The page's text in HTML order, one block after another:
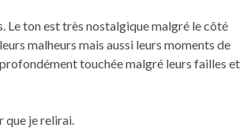
Le ton est très nostalgique malgré le côté
malheurs mais aussi leurs moments de
touchée malgré leurs failles et
que je relirai.